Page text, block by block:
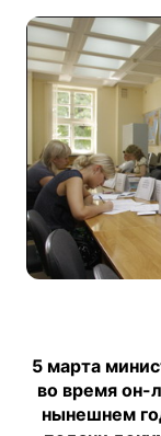
5 марта
во время он-
нынешнем